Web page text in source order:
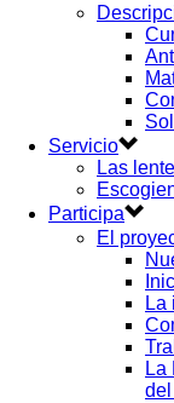
Servicio
Las
Participa
El
La
La